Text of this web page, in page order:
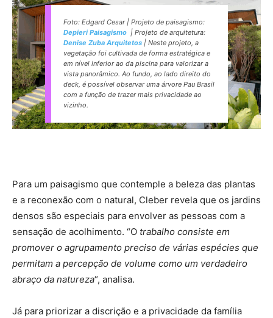
Foto: Edgard Cesar | Projeto de paisagismo:
Depieri Paisagismo | Projeto de arquitetura:
Denise Zuba Arquitetos | Neste projeto, a
vegetação foi cultivada de forma estratégica e
em nível inferior ao da piscina para valorizar a
vista panorâmico. Ao fundo, ao lado direito do
deck, é possível observar uma árvore Pau Brasil
com a função de trazer mais privacidade ao
vizinho.
Para um paisagismo que contemple a beleza das plantas
e a reconexão com o natural, Cleber revela que os jardins
densos são especiais para envolver as pessoas com a
sensação de acolhimento. “O trabalho consiste em
promover o agrupamento preciso de várias espécies que
permitam a percepção de volume como um verdadeiro
abraço da natureza“, analisa.
Já para priorizar a discrição e a privacidade da família